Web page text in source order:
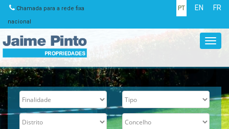
Chamada para a rede fixa
nacional
PT EN FR